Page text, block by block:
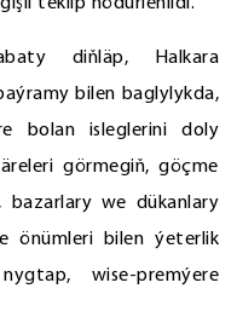
diňläp, Halkara
bilen baglylykda,
bolan isleglerini doly
görmegiň, göçme
bazarlary we dükanlary
önümleri bilen ýeterlik
wise-premýere